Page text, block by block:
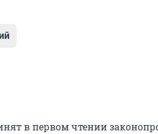
в первом чтении